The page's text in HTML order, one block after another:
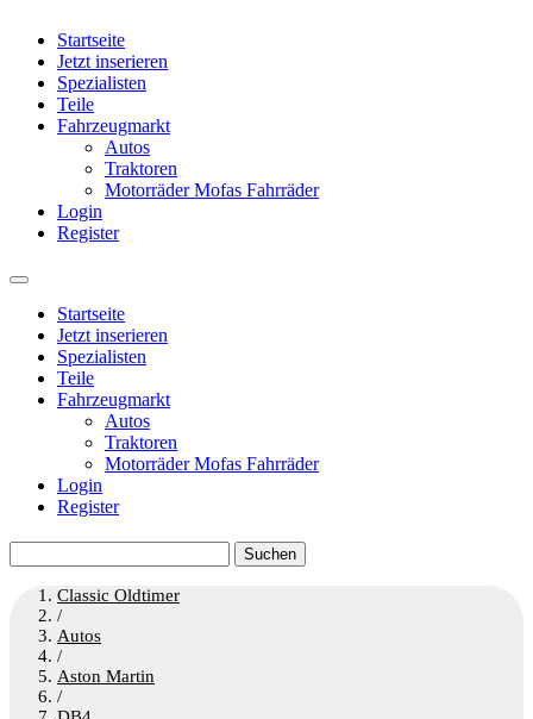
Startseite
Jetzt inserieren
Spezialisten
Teile
Fahrzeugmarkt
Autos
Traktoren
Motorräder Mofas Fahrräder
Login
Register
Startseite
Jetzt inserieren
Spezialisten
Teile
Fahrzeugmarkt
Autos
Traktoren
Motorräder Mofas Fahrräder
Login
Register
nach:
Classic Oldtimer
/
Autos
/
Aston Martin
/